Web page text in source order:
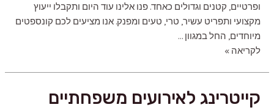
ופרטיים, קטנים וגדולים כאחד. פנו אלינו עוד היום ותקבלו ייעוץ
מקצועי ותפריט עשיר, טרי, טעים ומפנק. אנו מציעים לכם קונספטים
מיוחדים, החל במגוון …
קייטרינג
לקריאה »
קייטרינג לאירועים משפחתיים